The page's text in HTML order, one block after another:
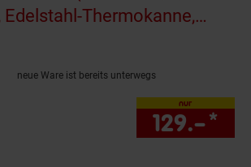
Thermokanne,
neue Ware ist bereits unterwegs
nur
129.–*